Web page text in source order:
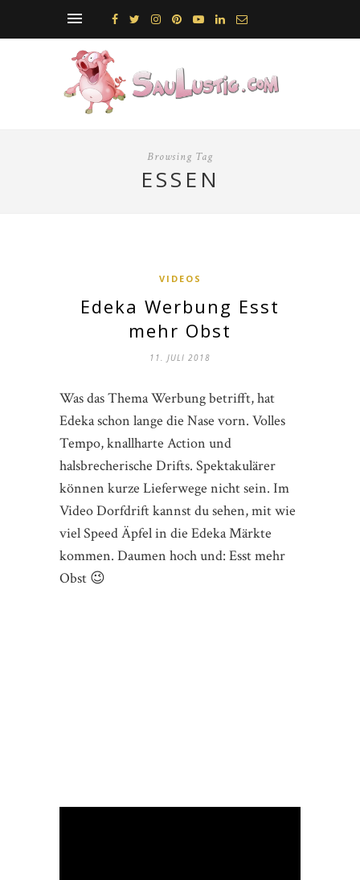
Browsing Tag
ESSEN
VIDEOS
Edeka Werbung Esst
mehr Obst
11. JULI 2018
Was das Thema Werbung betrifft, hat
Edeka schon lange die Nase vorn. Volles
Tempo, knallharte Action und
halsbrecherische Drifts. Spektakulärer
können kurze Lieferwege nicht sein. Im
Video Dorfdrift kannst du sehen, mit wie
viel Speed Äpfel in die Edeka Märkte
kommen. Daumen hoch und: Esst mehr
Obst 😉